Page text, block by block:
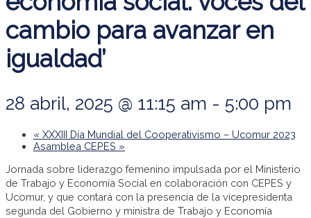
cambio para avanzar en
igualdad’
28 abril, 2025 @ 11:15 am - 5:00 pm
« XXXIII Día Mundial del Cooperativismo – Ucomur 2023
Asamblea CEPES »
Jornada sobre liderazgo femenino impulsada por el Ministerio
de Trabajo y Economía Social en colaboración con CEPES y
Ucomur, y que contará con la presencia de la vicepresidenta
segunda del Gobierno y ministra de Trabajo y Economía